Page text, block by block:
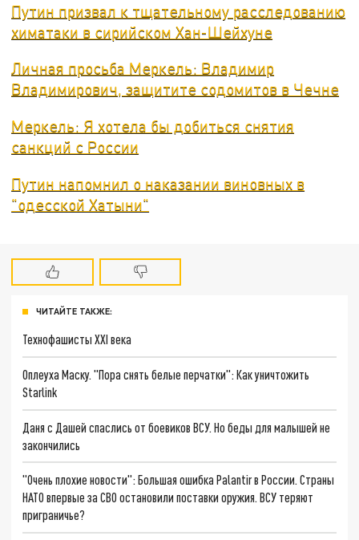
Путин призвал к тщательному расследованию
химатаки в сирийском Хан-Шейхуне
Личная просьба Меркель: Владимир
Владимирович, защитите содомитов в Чечне
Меркель: Я хотела бы добиться снятия
санкций с России
Путин напомнил о наказании виновных в
"одесской Хатыни"
ЧИТАЙТЕ ТАКЖЕ:
Технофашисты XXI века
Оплеуха Маску. "Пора снять белые перчатки": Как уничтожить
Starlink
Даня с Дашей спаслись от боевиков ВСУ. Но беды для малышей не
закончились
"Очень плохие новости": Большая ошибка Palantir в России. Страны
НАТО впервые за СВО остановили поставки оружия. ВСУ теряют
приграничье?